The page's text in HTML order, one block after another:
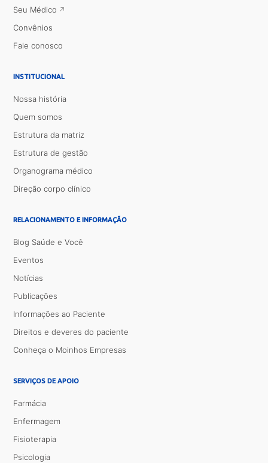
Seu Médico
Convênios
Fale conosco
INSTITUCIONAL
Nossa história
Quem somos
Estrutura da matriz
Estrutura de gestão
Organograma médico
Direção corpo clínico
RELACIONAMENTO E INFORMAÇÃO
Blog Saúde e Você
Eventos
Notícias
Publicações
Informações ao Paciente
Direitos e deveres do paciente
Conheça o Moinhos Empresas
SERVIÇOS DE APOIO
Farmácia
Enfermagem
Fisioterapia
Psicologia